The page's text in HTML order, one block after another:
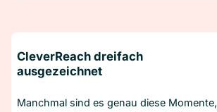
CleverReach dreifach
ausgezeichnet
Manchmal sind es genau diese Momente,